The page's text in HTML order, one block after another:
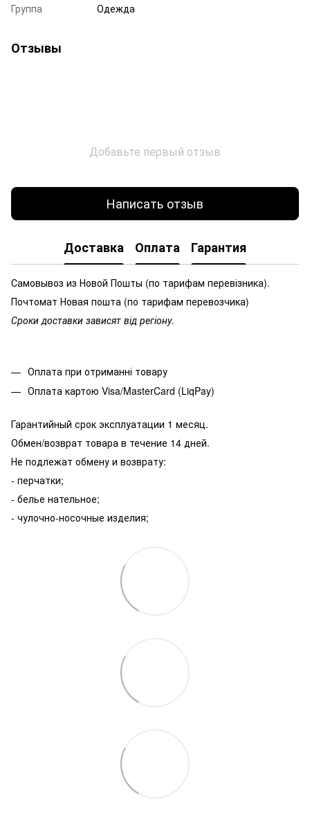
Группа
Одежда
Отзывы
Добавьте первый отзыв
Написать отзыв
Доставка Оплата Гарантия
Самовывоз из Новой Пошты (по тарифам перевізника).
Почтомат Новая пошта (по тарифам перевозчика)
Сроки доставки зависят від регіону.
Оплата при отриманні товару
Оплата картою Visa/MasterCard (LiqPay)
Гарантийный срок эксплуатации 1 месяц.
Обмен/возврат товара в течение 14 дней.
Не подлежат обмену и возврату:
- перчатки;
- белье нательное;
- чулочно-носочные изделия;